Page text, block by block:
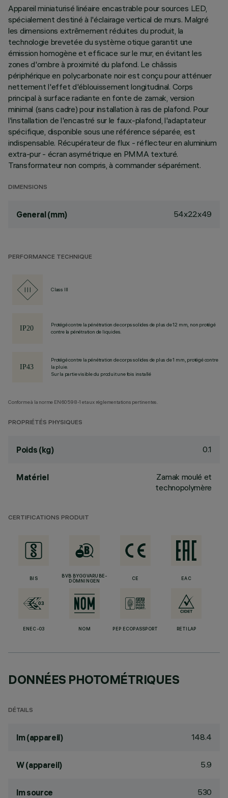
Appareil miniaturisé linéaire encastrable pour sources LED,
spécialement destiné à l'éclairage vertical de murs. Malgré
les dimensions extrêmement réduites du produit, la
technologie brevetée du système otique garantit une
émission homogène et efficace sur le mur, en évitant les
zones d'ombre à proximité du plafond. Le châssis
périphérique en polycarbonate noir est conçu pour atténuer
nettement l'effet d'éblouissement longitudinal. Corps
principal à surface radiante en fonte de zamak, version
minimal (sans cadre) pour installation à ras de plafond. Pour
l'installation de l'encastré sur le faux-plafond, l'adaptateur
spécifique, disponible sous une référence séparée, est
indispensable. Récupérateur de flux - réflecteur en aluminium
extra-pur - écran asymétrique en PMMA texturé.
Transformateur non compris, à commander séparément.
DIMENSIONS
General (mm) 54x22x49
PERFORMANCE TECHNIQUE
Class III
Protégé contre la pénétration de corps solides de plus de 12 mm, non protégé
contre la pénétration de liquides.
Protégé contre la pénétration de corps solides de plus de 1 mm, protégé contre
la pluie.
Sur la partie visible du produit une fois installé
Conforme à la norme EN60598-1 et aux réglementations pertinentes.
PROPRIÉTÉS PHYSIQUES
Poids (kg) 0.1
Matériel
Zamak moulé et
technopolymère
CERTIFICATIONS PRODUIT
BIS
BVB BYGGVARUBE-
DÖMNINGEN
CE EAC
ENEC-03 NOM PEP ECOPASSPORT RETILAP
DONNÉES PHOTOMÉTRIQUES
DÉTAILS
lm (appareil) 148.4
W (appareil) 5.9
lm source 530